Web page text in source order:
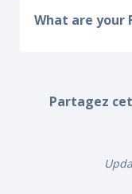
What are your
Partagez